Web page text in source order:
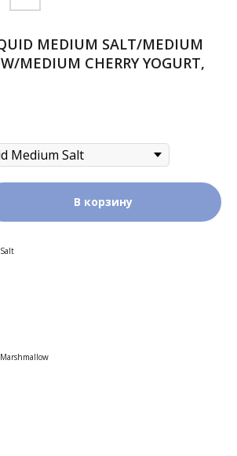
MEDIUM SALT/MEDIUM
MEDIUM CHERRY YOGURT,
В корзину